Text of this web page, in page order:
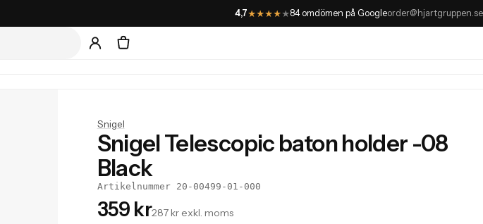
4,7★★★★★84 omdömen på Googleorder@hjartgruppen.se
Snigel
Snigel Telescopic baton holder -08
Black
Artikelnummer 20-00499-01-000
359 kr287 kr exkl. moms